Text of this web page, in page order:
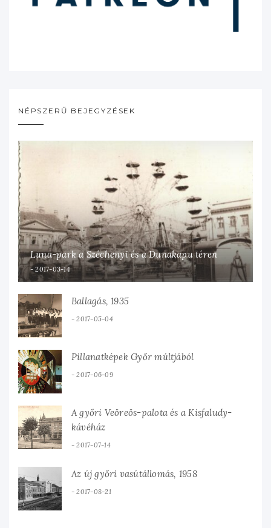
NÉPSZERŰ BEJEGYZÉSEK
Luna-park a Széchenyi és a Dunakapu téren
2017-03-14
Ballagás, 1935
2017-05-04
Pillanatképek Győr múltjából
2017-06-09
A győri Veöreös-palota és a Kisfaludy-
kávéház
2017-07-14
Az új győri vasútállomás, 1958
2017-08-21